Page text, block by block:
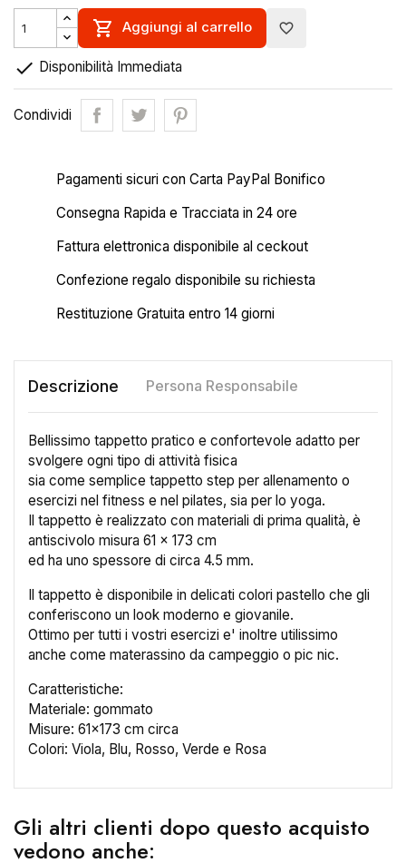
 Aggiungi al carrello favorite_border
 Disponibilità Immediata
Condividi
Pagamenti sicuri con Carta PayPal Bonifico
Consegna Rapida e Tracciata in 24 ore
Fattura elettronica disponibile al ceckout
Confezione regalo disponibile su richiesta
Restituzione Gratuita entro 14 giorni
Descrizione Persona Responsabile
Bellissimo tappetto pratico e confortevole adatto per
svolgere ogni tipo di attività fisica
sia come semplice tappetto step per allenamento o
esercizi nel fitness e nel pilates, sia per lo yoga.
Il tappetto è realizzato con materiali di prima qualità, è
antiscivolo misura 61 x 173 cm
ed ha uno spessore di circa 4.5 mm.
Il tappetto è disponibile in delicati colori pastello che gli
conferiscono un look moderno e giovanile.
Ottimo per tutti i vostri esercizi e' inoltre utilissimo
anche come materassino da campeggio o pic nic.
Caratteristiche:
Materiale: gommato
Misure: 61x173 cm circa
Colori: Viola, Blu, Rosso, Verde e Rosa
Gli altri clienti dopo questo acquisto
vedono anche:
Nome lista dei desideri